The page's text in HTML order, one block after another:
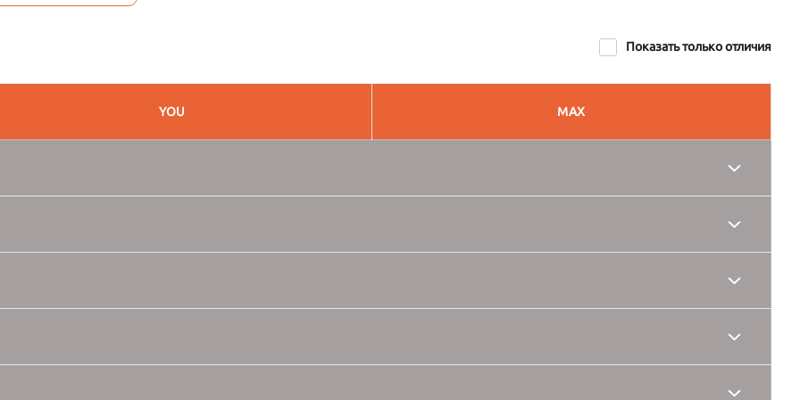
Показать только отличия
YOU MAX
с алмазной шлифовкой R17/MARIEM, шины 215/60 (Ø 690) мм